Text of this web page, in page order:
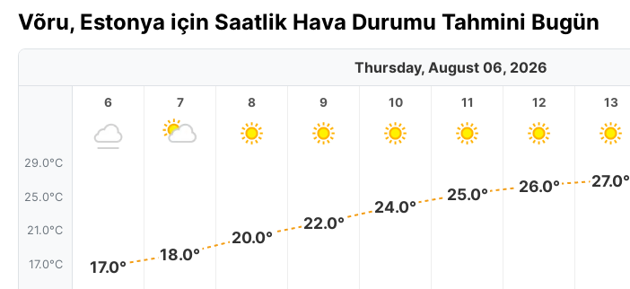
Võru, Estonya için Saatlik Hava Durumu Tahmini Bugün
Thursday, August 06, 2026
29.0°C
25.0°C
21.0°C
17.0°C
6
17.0°
7
18.0°
8
20.0°
9
22.0°
10
24.0°
11
25.0°
12
26.0°
13
27.0°